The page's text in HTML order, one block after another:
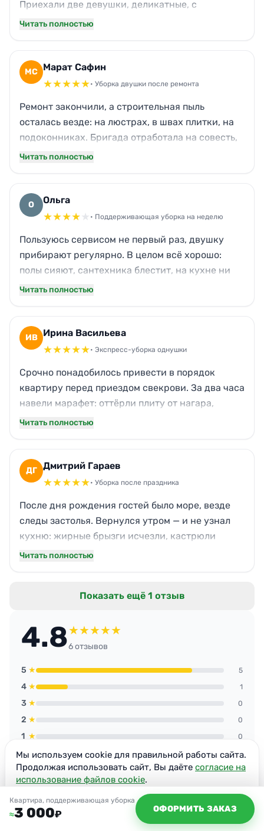
Квартира, поддерживающая уборка
≈3 000₽ ОФОРМИТЬ ЗАКАЗ
Приехали две девушки, деликатные, с
собственной химией. Паркет заблестел, окна аж
— рука не поднялась ничего перекладывать.
Читать полностью
МС Марат Сафин
★★★★★• Уборка двушки после ремонта
Ремонт закончили, а строительная пыль
осталась везде: на люстрах, в швах плитки, на
подоконниках. Бригада отработала на совесть,
отмыли каждый угол, даже радиаторы. Запах
контакты.
Читать полностью
О Ольга
★★★★★ • Поддерживающая уборка на неделю
Пользуюсь сервисом не первый раз, двушку
прибирают регулярно. В целом всё хорошо:
полы сияют, сантехника блестит, на кухне ни
крошки. Единственный нюанс — на этот раз
пылесосили тщательно, запах приятный.
Продолжу сотрудничество.
Читать полностью
ИВ Ирина Васильева
★★★★★• Экспресс-уборка однушки
Срочно понадобилось привести в порядок
квартиру перед приездом свекрови. За два часа
навели марафет: оттёрли плиту от нагара,
вымыли окно с балконной дверью, освежили
стерильно, как в операционной».
Читать полностью
ДГ Дмитрий Гараев
★★★★★• Уборка после праздника
После дня рождения гостей было море, везде
следы застолья. Вернулся утром — и не узнал
кухню: жирные брызги исчезли, кастрюли
начищены, мусор вынесен. Даже пятно от
оперативность.
Читать полностью
Показать ещё 1 отзыв
4.8★★★★★
6 отзывов
5 ★ 5
4 ★ 1
3 ★ 0
2 ★ 0
1 ★ 0
Проверенные отзывы
Реальные клиенты компании
+7 (926) 633-22-01
Мы используем cookie для правильной работы сайта.
Продолжая использовать сайт, Вы даёте согласие на
использование файлов cookie.
Согласен